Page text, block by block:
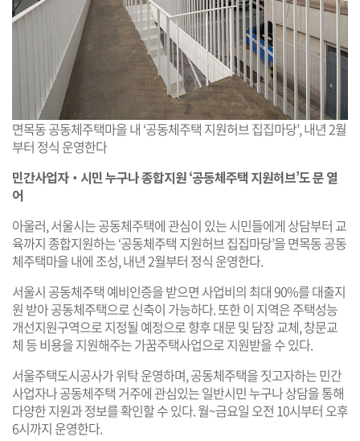
면목동 공동체주택마을 내 ‘공동체주택 지원허브 집집마당’, 내년 2월
부터 정식 운영한다
민간사업자‧시민 누구나 종합지원 ‘공동체주택 지원허브’도 문 열
어
아울러, 서울시는 공동체주택에 관심이 있는 시민들에게 상담부터 교
육까지 종합지원하는 ‘공동체주택 지원허브 집집마당’을 면목동 공동
체주택마을 내에 조성, 내년 2월부터 정식 운영한다.
서울시 공동체주택 예비인증을 받으면 사업비의 최대 90%를 대출지
원 받아 공동체주택으로 신축이 가능하다. 또한 이 지역은 주택성능
개선지원구역으로 지정될 예정으로 향후 대문 및 담장 교체, 창문교
체 등 비용을 지원해주는 가꿈주택사업으로 지원받을 수 있다.
서울주택도시공사가 위탁 운영하며, 공동체주택을 짓고자하는 민간
사업자나 공동체주택 거주에 관심있는 일반시민 누구나 상담을 통해
다양한 지원과 정보를 확인할 수 있다. 월~금요일 오전 10시부터 오후
6시까지 운영한다.